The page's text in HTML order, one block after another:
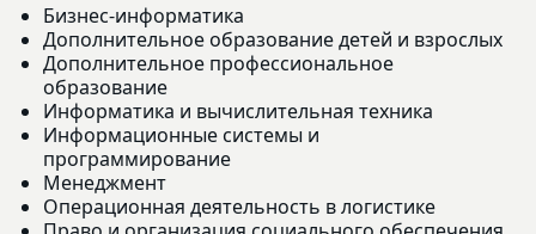
Бизнес-информатика
Дополнительное образование детей и взрослых
Дополнительное профессиональное
образование
Информатика и вычислительная техника
Информационные системы и
программирование
Менеджмент
Операционная деятельность в логистике